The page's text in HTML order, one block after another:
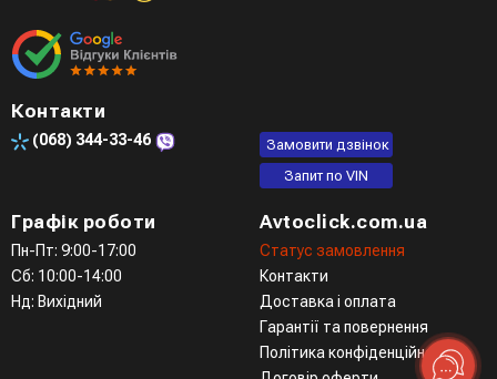
Контакти
(068) 344-33-46
Замовити дзвінок
Запит по VIN
Графік роботи
Пн-Пт: 9:00-17:00
Сб: 10:00-14:00
Нд: Вихідний
Avtoclick.com.ua
Статус замовлення
Контакти
Доставка і оплата
Гарантії та повернення
Політика конфіденційності